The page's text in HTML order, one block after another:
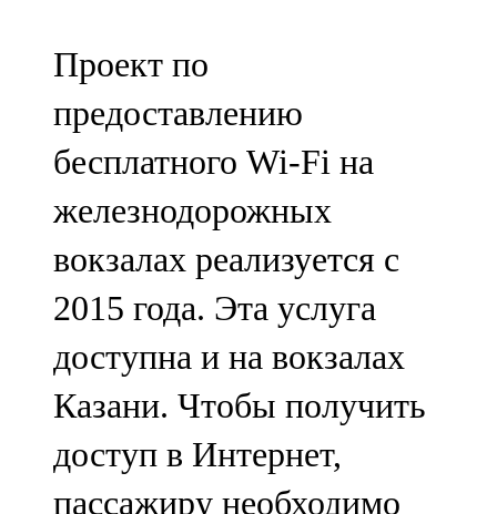
Проект по
предоставлению
бесплатного Wi-Fi на
железнодорожных
вокзалах реализуется с
2015 года. Эта услуга
доступна и на вокзалах
Казани. Чтобы получить
доступ в Интернет,
пассажиру необходимо